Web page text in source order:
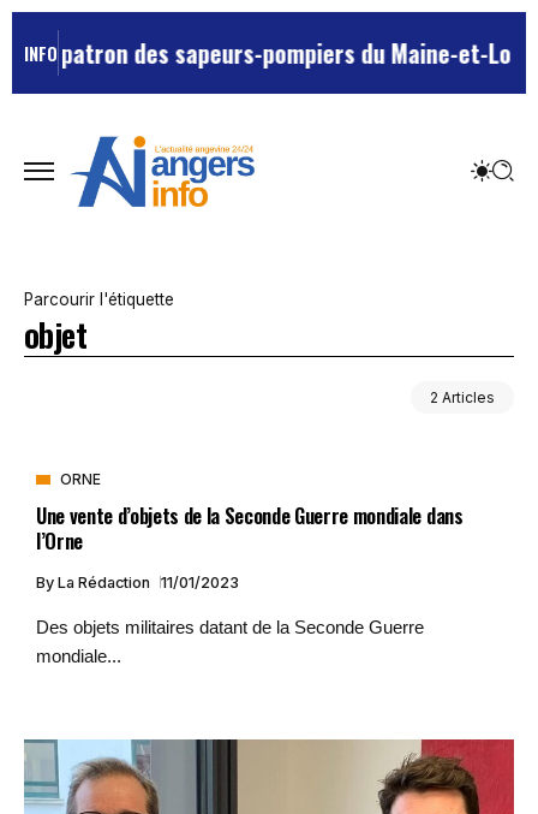
INFO
patron des sapeurs-pompiers du Maine-et-Loire ?
Parcourir l'étiquette
objet
2 Articles
ORNE
Une vente d’objets de la Seconde Guerre mondiale dans
l’Orne
By La Rédaction 11/01/2023
Des objets militaires datant de la Seconde Guerre
mondiale...